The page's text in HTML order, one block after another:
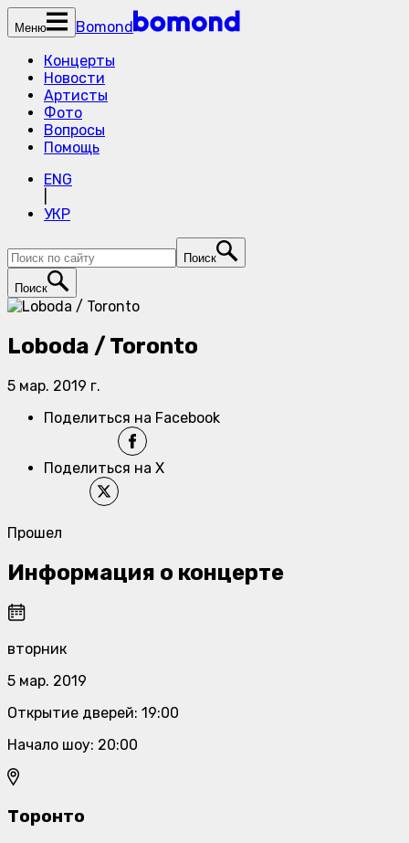
Меню
Bomond
Концерты
Новости
Артисты
Фото
Вопросы
Помощь
ENG
УКР
Поиск
Поиск
Loboda / Toronto
5 мар. 2019 г.
Поделиться на Facebook
Поделиться на X
Прошел
Информация о концерте
вторник
5 мар. 2019
Открытие дверей: 19:00
Начало шоу: 20:00
Торонто